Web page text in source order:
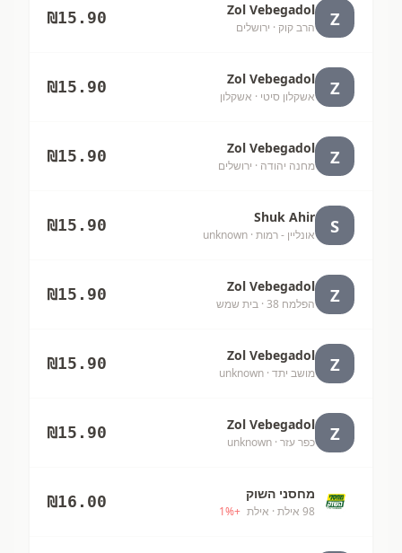
Z
Zol Vebegadol
הרב קוק · ירושלים
₪15.90
Z
Zol Vebegadol
אשקלון סיטי · אשקלון
₪15.90
Z
Zol Vebegadol
מחנה יהודה · ירושלים
₪15.90
S
Shuk Ahir
אונליין - רמות · unknown
₪15.90
Z
Zol Vebegadol
הפלמח 38 · בית שמש
₪15.90
Z
Zol Vebegadol
מושב יתד · unknown
₪15.90
Z
Zol Vebegadol
כפר עזר · unknown
₪15.90
מחסני השוק
98 אילת · אילת +
1%
₪16.00